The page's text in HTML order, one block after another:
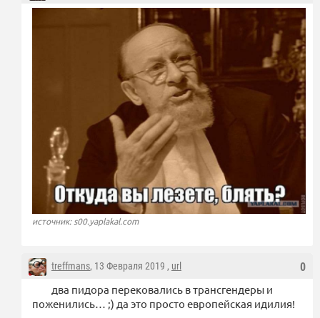
источник: s00.yaplakal.com
0
treffmans, 13 Февраля 2019 , url
два пидора перековались в трансгендеры и
поженились… ;) да это просто европейская идилия!